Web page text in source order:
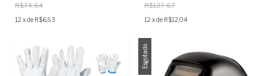
R$74,64
12 xde R$6,53
R$137,67
12 xde R$12,04
Esgotado